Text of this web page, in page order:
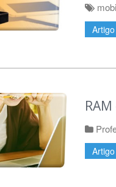
Artigo
Artigo